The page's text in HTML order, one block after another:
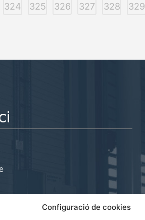
Configuració de cookies
324 325 326 327 328
329
Terrassa